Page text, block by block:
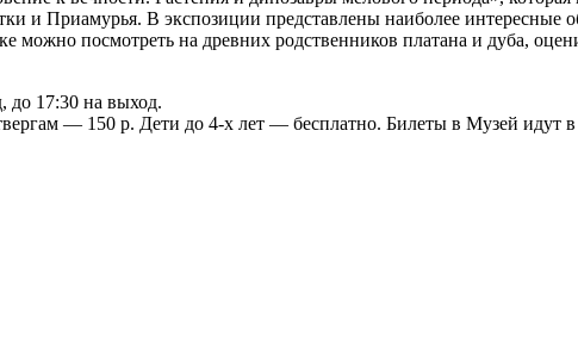
и Приамурья. В экспозиции представлены наиболее интересные
можно посмотреть на древних родственников платана и дуба,
до 17:30 на выход.
— 150 р. Дети до 4-х лет — бесплатно. Билеты в Музей идут